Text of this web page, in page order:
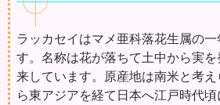
ラッカセイはマメ亜科落花生属の
す。名称は花が落ちて土中から実
来しています。原産地は南米と考
ら東アジアを経て日本へ江戸時代